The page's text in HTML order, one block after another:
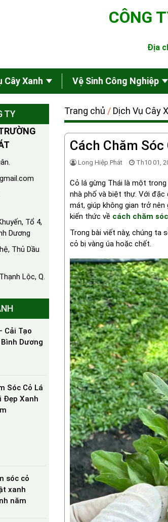
CÔNG
Địa
Cây Xanh Vệ Sinh Công Nghiệp
TY
Tổ 4,
Dương
Thủ Dầu
Lộc, Q.
Cải Tạo
Dương
Sóc Cỏ Lá
Đẹp Xanh
sóc cỏ
xanh
năm
Trang chủ / Dịch Vụ Cây
Cách Chăm
Long Hiệp Phát Th10 01,
Cỏ lá gừng Thái là một
nhà phố và biệt thự. Với đặc
mát, giúp không gian trở
kiến thức về cách chăm
Trong bài viết này, chúng ta
cỏ bị vàng úa hoặc chết.